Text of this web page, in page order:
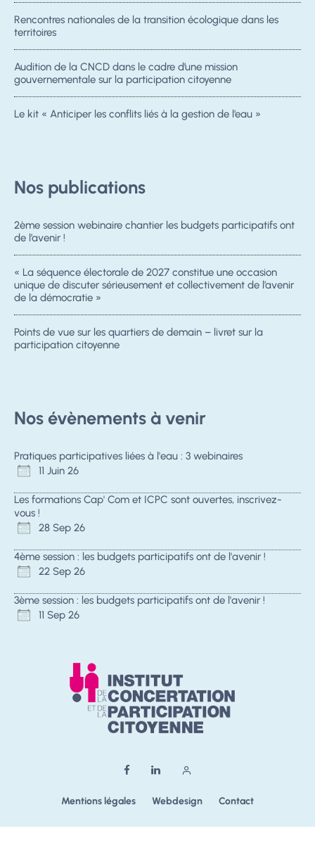
Rencontres nationales de la transition écologique dans les
territoires
Audition de la CNCD dans le cadre d’une mission
gouvernementale sur la participation citoyenne
Le kit « Anticiper les conflits liés à la gestion de l’eau »
Nos publications
2ème session webinaire chantier les budgets participatifs ont
de l’avenir !
« La séquence électorale de 2027 constitue une occasion
unique de discuter sérieusement et collectivement de l’avenir
de la démocratie »
Points de vue sur les quartiers de demain – livret sur la
participation citoyenne
Nos évènements à venir
Pratiques participatives liées à l'eau : 3 webinaires
11 Juin 26
Les formations Cap' Com et ICPC sont ouvertes, inscrivez-
vous !
28 Sep 26
4ème session : les budgets participatifs ont de l'avenir !
22 Sep 26
3ème session : les budgets participatifs ont de l'avenir !
11 Sep 26
Mentions légales Webdesign Contact